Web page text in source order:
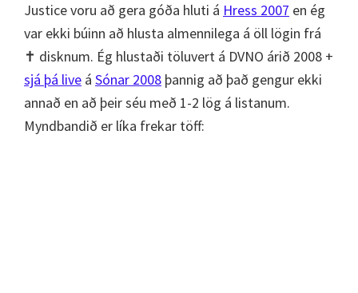
Justice voru að gera góða hluti á Hress 2007 en ég
var ekki búinn að hlusta almennilega á öll lögin frá
✝ disknum. Ég hlustaði töluvert á DVNO árið 2008 +
sjá þá live á Sónar 2008 þannig að það gengur ekki
annað en að þeir séu með 1-2 lög á listanum.
Myndbandið er líka frekar töff: